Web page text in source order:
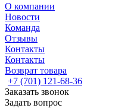
О компании
Новости
Команда
Отзывы
Контакты
Контакты
Возврат товара
+7 (701) 121-68-36
Заказать звонок
Задать вопрос